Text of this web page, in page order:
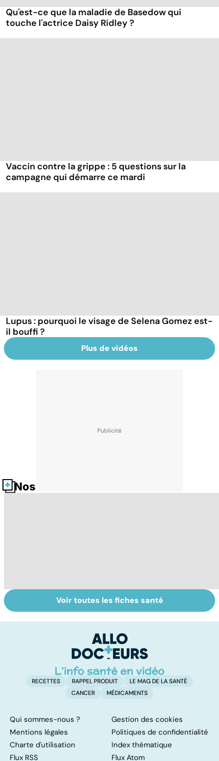
Qu'est-ce que la maladie de Basedow qui
touche l'actrice Daisy Ridley ?
Vaccin contre la grippe : 5 questions sur la
campagne qui démarre ce mardi
Lupus : pourquoi le visage de Selena Gomez est-
il bouffi ?
Plus de vidéos
Nos fiches santé
Tout savoir sur le
virus de la grippe
Myopathie de
Duchenne : la
l'enfant la plus
fréquente
Voir toutes les fiches santé
RECETTES RAPPEL PRODUIT
LE MAG DE LA SANTÉ
CANCER
MÉDICAMENTS
Qui sommes-nous ?
Gestion des cookies
Mentions légales
Politiques de confidentialité
Charte d'utilisation
Index thématique
Flux RSS
Flux Atom